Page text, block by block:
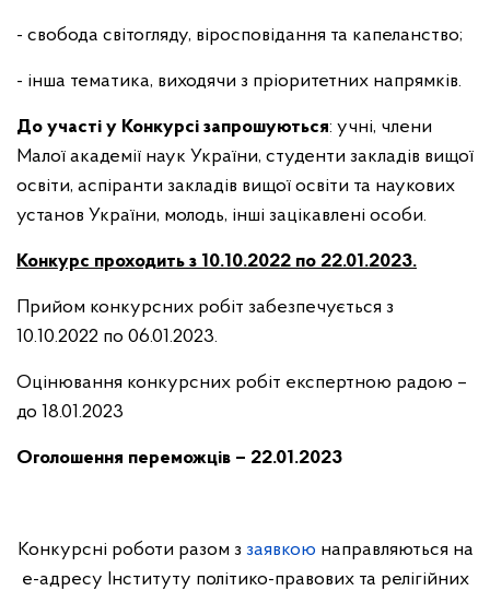
- свобода світогляду, віросповідання та капеланство;
- інша тематика, виходячи з пріоритетних напрямків.
До участі у Конкурсі запрошуються: учні, члени
Малої академії наук України, студенти закладів вищої
освіти, аспіранти закладів вищої освіти та наукових
установ України, молодь, інші зацікавлені особи.
Конкурс проходить з 10.10.2022 по 22.01.2023.
Прийом конкурсних робіт забезпечується з
10.10.2022 по 06.01.2023.
Оцінювання конкурсних робіт експертною радою –
до 18.01.2023
Оголошення переможців – 22.01.2023
Конкурсні роботи разом з заявкою направляються на
е-адресу Інституту політико-правових та релігійних